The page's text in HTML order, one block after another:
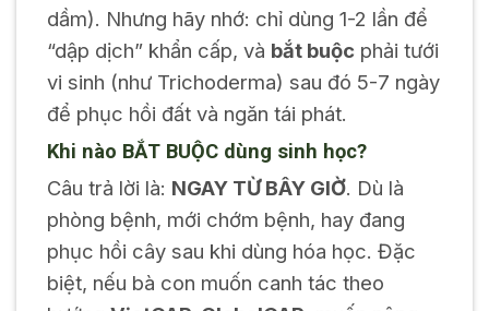
dầm). Nhưng hãy nhớ: chỉ dùng 1-2 lần để
“dập dịch” khẩn cấp, và bắt buộc phải tưới
vi sinh (như Trichoderma) sau đó 5-7 ngày
để phục hồi đất và ngăn tái phát.
Khi nào BẮT BUỘC dùng sinh học?
Câu trả lời là: NGAY TỪ BÂY GIỜ. Dù là
phòng bệnh, mới chớm bệnh, hay đang
phục hồi cây sau khi dùng hóa học. Đặc
biệt, nếu bà con muốn canh tác theo